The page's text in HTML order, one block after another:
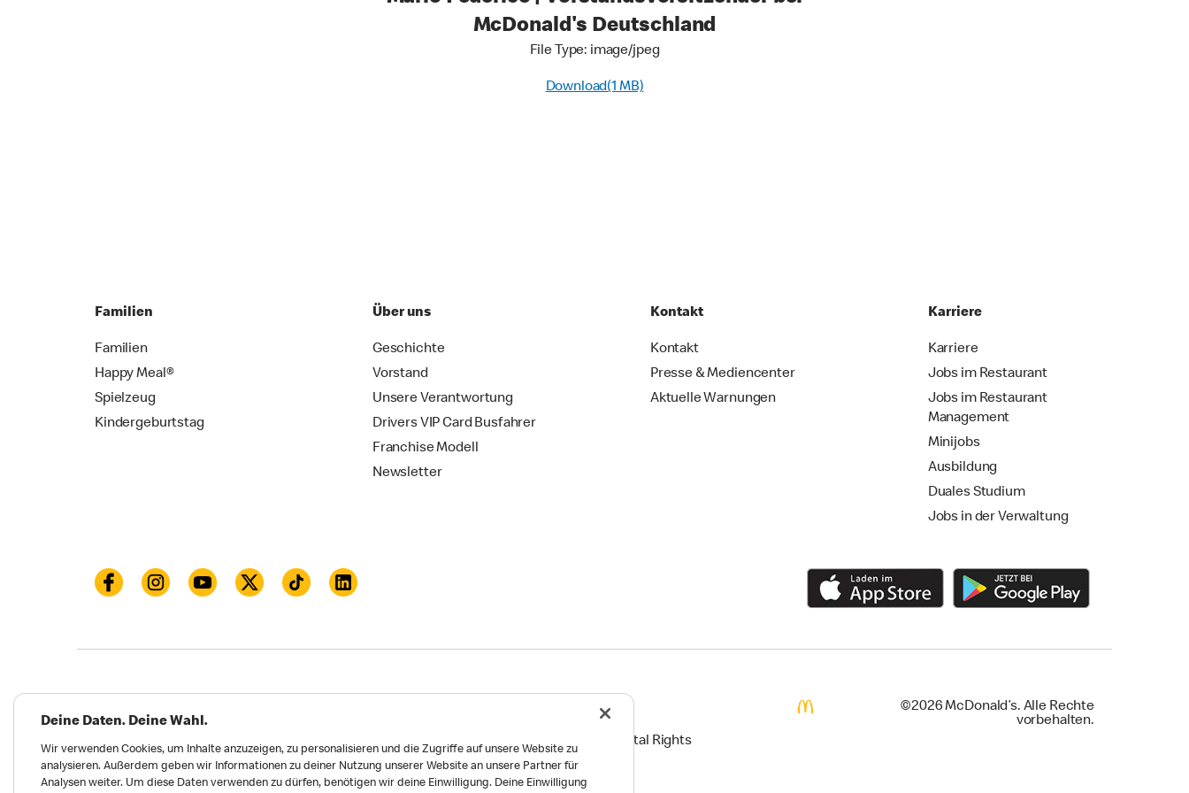
McDonald's Deutschland
File Type: image/jpeg
Download(1 MB)
Familien
Familien
Happy Meal®
Spielzeug
Kindergeburtstag
Über uns
Geschichte
Vorstand
Unsere Verantwortung
Drivers VIP Card Busfahrer
Franchise Modell
Newsletter
Kontakt
Kontakt
Presse & Mediencenter
Aktuelle Warnungen
Karriere
Karriere
Jobs im Restaurant
Jobs im Restaurant
Management
Minijobs
Ausbildung
Duales Studium
Jobs in der Verwaltung
Meldungen zu Menschen- und Umweltrechten Reports on Human and Environmental Rights
Erklärung zur Barrierefreiheit Privatsphäre Einstellungen
©2026 McDonald’s. Alle Rechte
vorbehalten.
Deine Daten. Deine Wahl.
Wir verwenden Cookies, um Inhalte anzuzeigen, zu personalisieren und die Zugriffe auf unsere Website zu
analysieren. Außerdem geben wir Informationen zu deiner Nutzung unserer Website an unsere Partner für
Analysen weiter. Um diese Daten verwenden zu dürfen, benötigen wir deine Einwilligung. Deine Einwilligung